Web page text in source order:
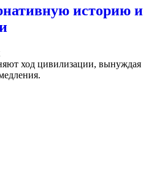
историю и
ход цивилизации, вынуждая